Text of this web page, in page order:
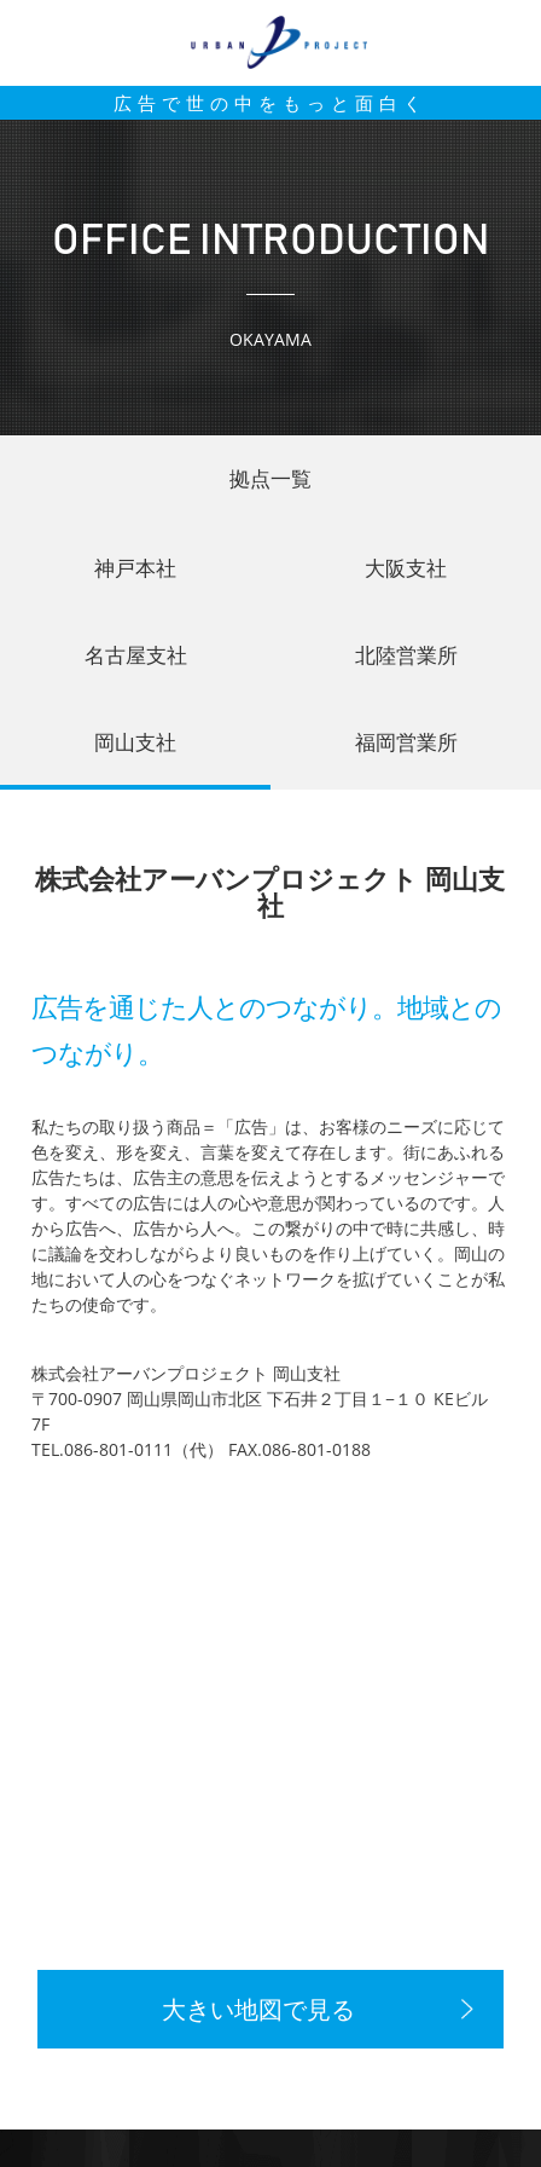
OFFICE INTRODUCTION
OKAYAMA
拠点一覧
神戸本社 大阪支社
名古屋支社 北陸営業所
岡山支社 福岡営業所
広告で世の中をもっと面白く
株式会社アーバンプロジェクト 岡山支
社
広告を通じた人とのつながり。地域との
つながり。
私たちの取り扱う商品＝「広告」は、お客様のニーズに応じて
色を変え、形を変え、言葉を変えて存在します。街にあふれる
広告たちは、広告主の意思を伝えようとするメッセンジャーで
す。すべての広告には人の心や意思が関わっているのです。人
から広告へ、広告から人へ。この繋がりの中で時に共感し、時
に議論を交わしながらより良いものを作り上げていく。岡山の
地において人の心をつなぐネットワークを拡げていくことが私
たちの使命です。
株式会社アーバンプロジェクト 岡山支社
〒700-0907 岡山県岡山市北区 下石井２丁目１−１０ KEビル
7F
TEL.086-801-0111（代） FAX.086-801-0188
大きい地図で見る